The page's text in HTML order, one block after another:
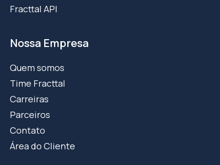
Fracttal API
Nossa Empresa
Quem somos
Time Fracttal
Carreiras
Parceiros
Contato
Área do Cliente